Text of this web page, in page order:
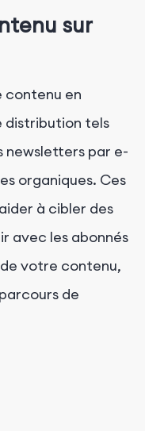
sur
contenu en
distribution tels
newsletters par e-
organiques. Ces
à cibler des
avec les abonnés
votre contenu,
de